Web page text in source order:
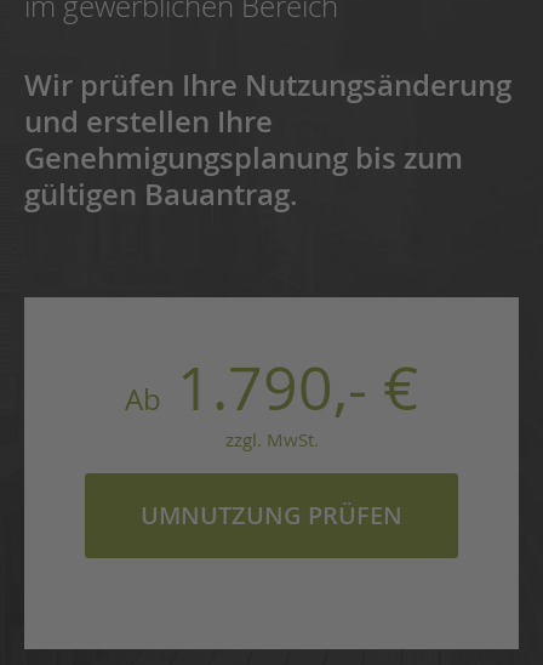
Wir prüfen Ihre Nutzungsänderung
und erstellen Ihre
Genehmigungsplanung bis zum
gültigen Bauantrag.
Ab 1.790,- €
zzgl. MwSt.
UMNUTZUNG PRÜFEN